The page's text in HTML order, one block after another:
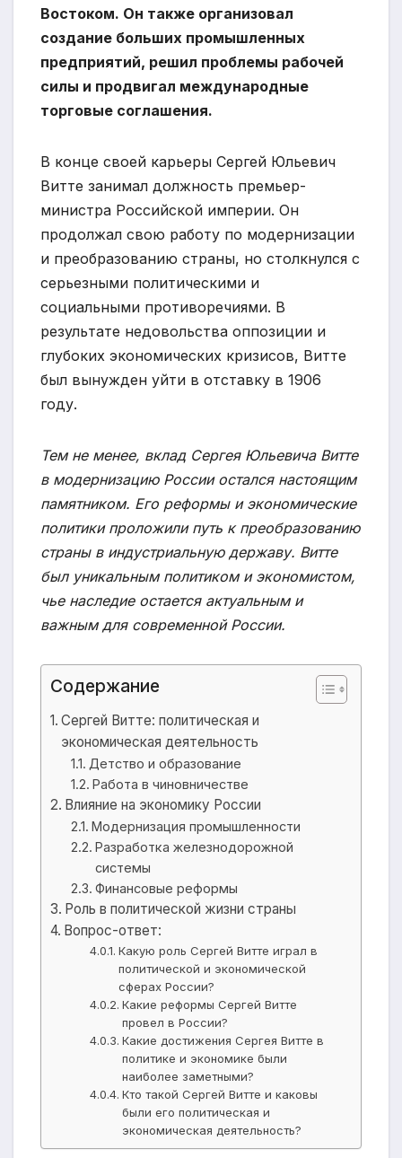
Востоком. Он также организовал
создание больших промышленных
предприятий, решил проблемы рабочей
силы и продвигал международные
торговые соглашения.
В конце своей карьеры Сергей Юльевич
Витте занимал должность премьер-
министра Российской империи. Он
продолжал свою работу по модернизации
и преобразованию страны, но столкнулся с
серьезными политическими и
социальными противоречиями. В
результате недовольства оппозиции и
глубоких экономических кризисов, Витте
был вынужден уйти в отставку в 1906
году.
Тем не менее, вклад Сергея Юльевича Витте
в модернизацию России остался настоящим
памятником. Его реформы и экономические
политики проложили путь к преобразованию
страны в индустриальную державу. Витте
был уникальным политиком и экономистом,
чье наследие остается актуальным и
важным для современной России.
Содержание
Сергей Витте: политическая и
экономическая деятельность
Детство и образование
Работа в чиновничестве
Влияние на экономику России
Модернизация промышленности
Разработка железнодорожной
системы
Финансовые реформы
Роль в политической жизни страны
Вопрос-ответ:
Какую роль Сергей Витте играл в
политической и экономической
сферах России?
Какие реформы Сергей Витте
провел в России?
Какие достижения Сергея Витте в
политике и экономике были
наиболее заметными?
Кто такой Сергей Витте и каковы
были его политическая и
экономическая деятельность?